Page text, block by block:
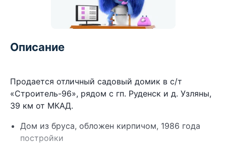
Описание
Продается отличный садовый домик в с/т
«Строитель-96», рядом с гп. Руденск и д. Узляны,
39 км от МКАД.
Дом из бруса, обложен кирпичом, 1986 года
постройки